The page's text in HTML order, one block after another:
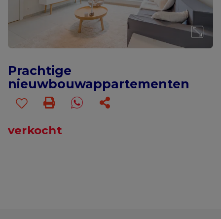
Prachtige
nieuwbouwappartementen
verkocht